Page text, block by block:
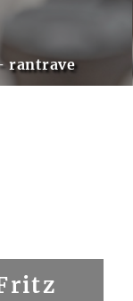
rantrave